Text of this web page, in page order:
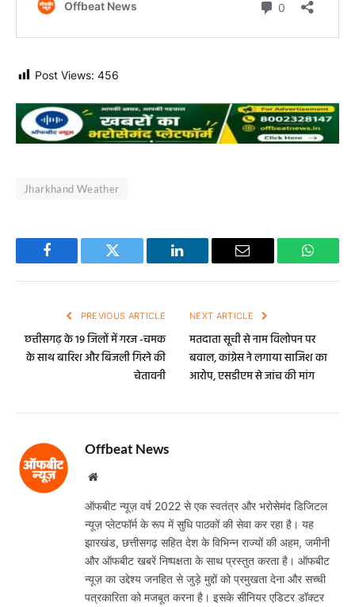
Post Views: 456
Jharkhand Weather
Facebook Twitter LinkedIn Email
PREVIOUS ARTICLE
छत्तीसगढ़ के 19 जिलों में गरज -चमक
के साथ बारिश और बिजली गिरने की
चेतावनी
NEXT ARTICLE
मतदाता सूची से नाम विलोपन पर
बवाल, कांग्रेस ने लगाया साजिश का
आरोप, एसडीएम से जांच की मांग
Offbeat News
Website
ऑफबीट न्यूज़ वर्ष 2022 से एक स्वतंत्र और भरोसेमंद डिजिटल
न्यूज़ प्लेटफॉर्म के रूप में सुधि पाठकों की सेवा कर रहा है। यह
झारखंड, छत्तीसगढ़ सहित देश के विभिन्न राज्यों की अहम, जमीनी
और ऑफबीट खबरें निष्पक्षता के साथ प्रस्तुत करता है। ऑफबीट
न्यूज़ का उद्देश्य जनहित से जुड़े मुद्दों को प्रमुखता देना और सच्ची
पत्रकारिता को मजबूत करना है। इसके सीनियर एडिटर डॉक्टर